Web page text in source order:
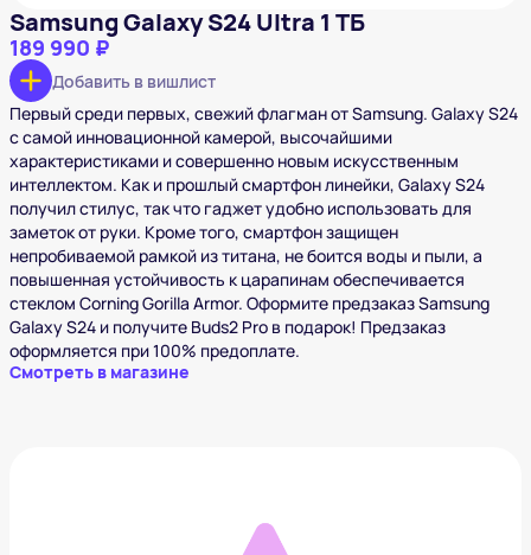
Samsung Galaxy S24 Ultra 1 ТБ
189 990 ₽
Добавить в вишлист
Первый среди первых, свежий флагман от Samsung. Galaxy S24
с самой инновационной камерой, высочайшими
характеристиками и совершенно новым искусственным
интеллектом. Как и прошлый смартфон линейки, Galaxy S24
получил стилус, так что гаджет удобно использовать для
заметок от руки. Кроме того, смартфон защищен
непробиваемой рамкой из титана, не боится воды и пыли, а
повышенная устойчивость к царапинам обеспечивается
стеклом Corning Gorilla Armor. Оформите предзаказ Samsung
Galaxy S24 и получите Buds2 Pro в подарок! Предзаказ
оформляется при 100% предоплате.
Смотреть в магазине